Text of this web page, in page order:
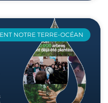
NOTRE TERRE-OCÉAN